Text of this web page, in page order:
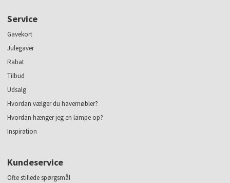
Service
Gavekort
Julegaver
Rabat
Tilbud
Udsalg
Hvordan vælger du havemøbler?
Hvordan hænger jeg en lampe op?
Inspiration
Kundeservice
Ofte stillede spørgsmål